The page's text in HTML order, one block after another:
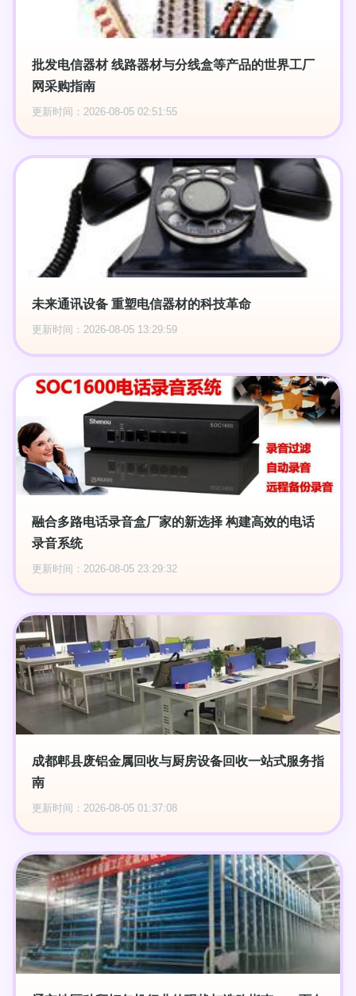
批发电信器材 线路器材与分线盒等产品的世界工厂
网采购指南
更新时间：2026-08-05 02:51:55
未来通讯设备 重塑电信器材的科技革命
更新时间：2026-08-05 13:29:59
融合多路电话录音盒厂家的新选择 构建高效的电话
录音系统
更新时间：2026-08-05 23:29:32
成都郫县废铝金属回收与厨房设备回收一站式服务指
南
更新时间：2026-08-05 01:37:08